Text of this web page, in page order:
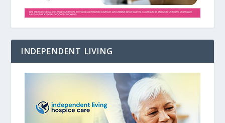
INDEPENDENT LIVING